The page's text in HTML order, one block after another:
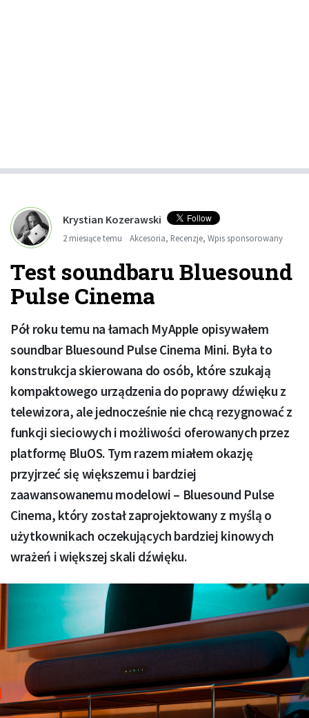
Krystian Kozerawski
2 miesiące temu Akcesoria, Recenzje, Wpis sponsorowany
Test soundbaru Bluesound
Pulse Cinema
Pół roku temu na łamach MyApple opisywałem
soundbar Bluesound Pulse Cinema Mini. Była to
konstrukcja skierowana do osób, które szukają
kompaktowego urządzenia do poprawy dźwięku z
telewizora, ale jednocześnie nie chcą rezygnować z
funkcji sieciowych i możliwości oferowanych przez
platformę BluOS. Tym razem miałem okazję
przyjrzeć się większemu i bardziej
zaawansowanemu modelowi – Bluesound Pulse
Cinema, który został zaprojektowany z myślą o
użytkownikach oczekujących bardziej kinowych
wrażeń i większej skali dźwięku.